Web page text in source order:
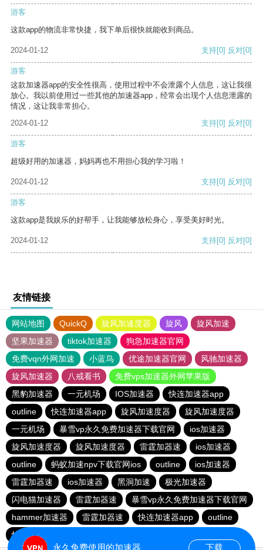
游客
这款app的物流非常快捷，我下单后很快就能收到商品。
2024-01-12 支持[0] 反对[0]
游客
这款加速器app的安全性很高，使用过程中不会泄露个人信息，这让我很
放心。我以前使用过一些其他的加速器app，经常会出现个人信息泄露的
情况，这让我非常担心。
2024-01-12
支持[0] 反对[0]
游客
超级好用的加速器，妈妈再也不用担心我的学习啦！
2024-01-12 支持[0] 反对[0]
游客
这款app是我娱乐的好帮手，让我能够放松身心，享受美好时光。
2024-01-12 支持[0] 反对[0]
友情链接
网站地图 QuickQ 旋风加速度器 旋风
旋风加速
坚果加速器
tiktok加速器
狗急加速器官网
免费vqn外网加速
小蓝鸟 优途加速器官网
风驰加速器
旋风加速器
八戒看书
免费vps加速器外网苹果版
黑豹加速器
一元机场 IOS加速器
快连加速器app
outline
快连加速器app 旋风加速度器
旋风加速度器
一元机场
暴雪vp永久免费加速器下载官网
ios加速器
旋风加速度器
旋风加速度器 雷霆加器速
ios加速器
outline
蚂蚁加速npv下载官网ios outline
ios加速器
雷霆加器速
ios加速器 黑洞加速
极光加速器
闪电猫加速器
雷霆加器速
暴雪vp永久免费加速器下载官网
hammer加速器
雷霆加器速 快连加速器app
outline
快连加速器app
永久免费使用的加速器 下载